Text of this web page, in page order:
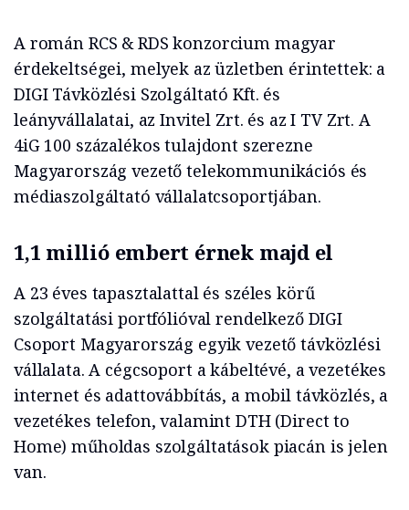
A román RCS & RDS konzorcium magyar
érdekeltségei, melyek az üzletben érintettek: a
DIGI Távközlési Szolgáltató Kft. és
leányvállalatai, az Invitel Zrt. és az I TV Zrt. A
4iG 100 százalékos tulajdont szerezne
Magyarország vezető telekommunikációs és
médiaszolgáltató vállalatcsoportjában.
1,1 millió embert érnek majd el
A 23 éves tapasztalattal és széles körű
szolgáltatási portfólióval rendelkező DIGI
Csoport Magyarország egyik vezető távközlési
vállalata. A cégcsoport a kábeltévé, a vezetékes
internet és adattovábbítás, a mobil távközlés, a
vezetékes telefon, valamint DTH (Direct to
Home) műholdas szolgáltatások piacán is jelen
van.